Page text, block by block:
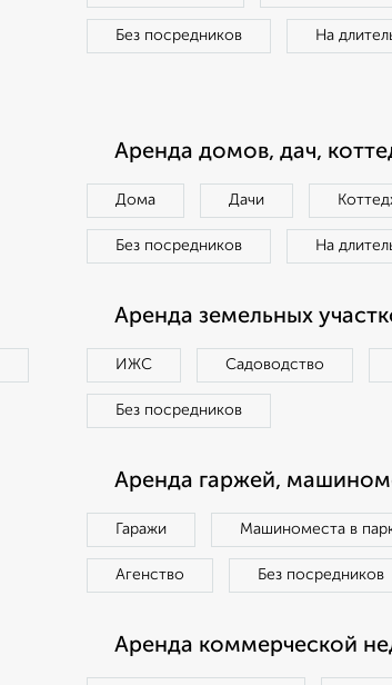
Без посредников На
Аренда домов, дач,
Дома Дачи
Без посредников На
Аренда земельных
ИЖС Садоводство
Без посредников
Аренда гаржей,
Гаражи Машиноместа в
Агенство Без посредников
Аренда коммерческой